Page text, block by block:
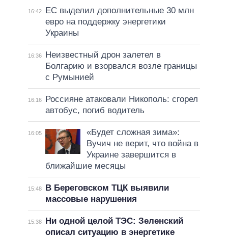
16:42
ЕС выделил дополнительные 30 млн
евро на поддержку энергетики
Украины
16:36
Неизвестный дрон залетел в
Болгарию и взорвался возле границы
с Румынией
16:16
Россияне атаковали Никополь: сгорел
автобус, погиб водитель
16:05
«Будет сложная зима»:
Вучич не верит, что война в
Украине завершится в
ближайшие месяцы
15:48
В Береговском ТЦК выявили
массовые нарушения
15:38
Ни одной целой ТЭС: Зеленский
описал ситуацию в энергетике